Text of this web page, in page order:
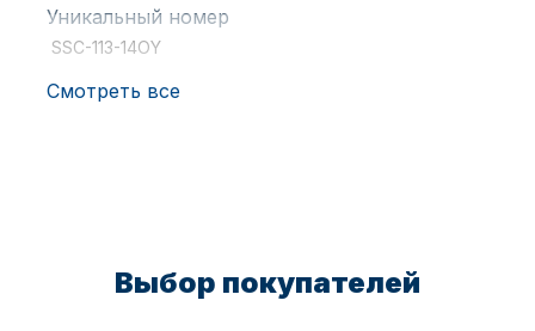
Уникальный номер
SSC-113-14OY
Смотреть все
Выбор покупателей